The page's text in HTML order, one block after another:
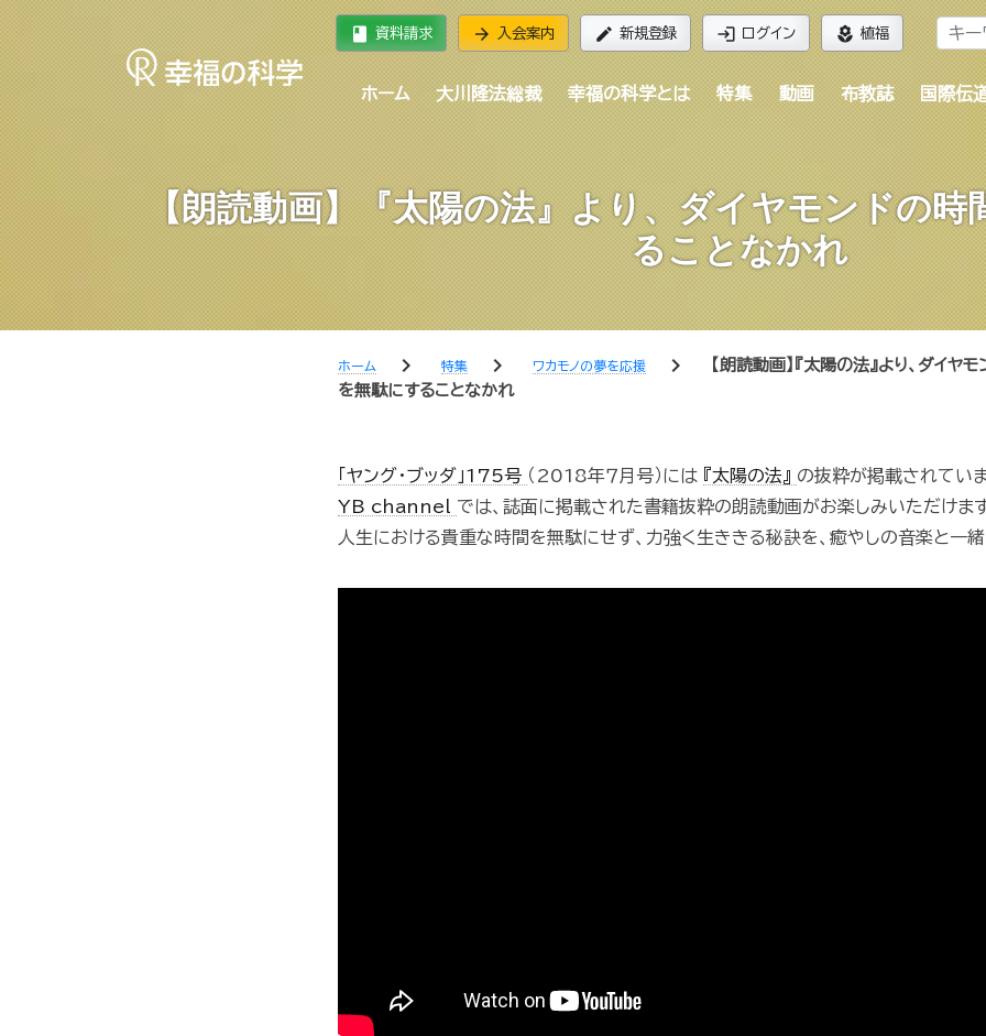
book 資料請求 arrow_forward 入会案内 edit 新規登録 login ログイン local_florist 植福
ホーム 大川隆法総裁 幸福の科学とは 特集 動画 布教誌 国際伝
【朗読動画】『太陽の法』より、ダイヤモンドの
ることなかれ
ホーム chevron_right 特集 chevron_right ワカモノの夢を応援 chevron_right
【朗読動画】『太陽の法』より、ダイヤ
を無駄にすることなかれ
「ヤング・ブッダ」175号 （2018年７月号）には 『太陽の法』 の抜粋が掲載されていま
YB channel では、誌面に掲載された書籍抜粋の朗読動画がお楽しみいただけます
人生における貴重な時間を無駄にせず、力強く生ききる秘訣を、癒やしの音楽と一緒